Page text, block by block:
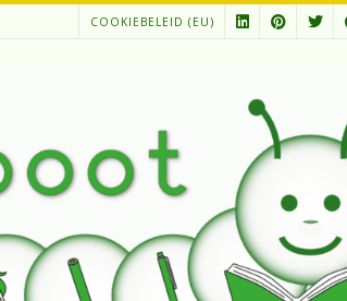
COOKIEBELEID (EU)